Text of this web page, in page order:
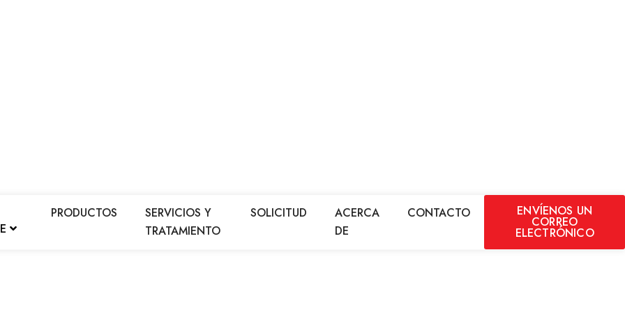
PRODUCTOS
SERVICIOS Y
TRATAMIENTO
SOLICITUD
ACERCA
DE
CONTACTO ENVÍENOS UN
CORREO
ELECTRÓNICO